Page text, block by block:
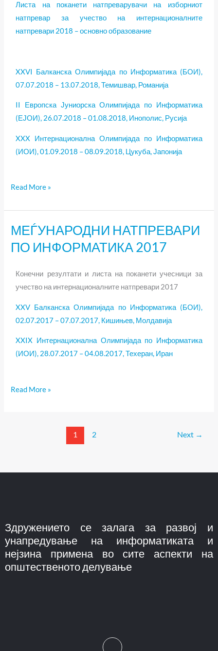
Листа на поканети натпреварувачи на изборниот
натпревар за учество на интернационалните
натпревари 2018 – основно образование
XXVI Балканска Олимпијада по Информатика (БОИ),
07.07.2018 – 13.07.2018, Темишвар, Романија
II Европска Јуниорска Олимпијада по Информатика
(ЕЈОИ), 26.07.2018 – 01.08.2018, Инополис, Русија
XXX Интернационална Олимпијада по Информатика
(ИОИ), 01.09.2018 – 08.09.2018, Цукуба, Јапонија
Read More »
МЕЃУНАРОДНИ НАТПРЕВАРИ
ПО ИНФОРМАТИКА 2017
Конечни резултати и листа на поканети учесници за
учество на интернационалните натпревари 2017
XXV Балканска Олимпијада по Информатика (БОИ),
02.07.2017 – 07.07.2017, Кишињев, Молдавија
XXIX Интернационална Олимпијада по Информатика
(ИОИ), 28.07.2017 – 04.08.2017, Техеран, Иран
МЕЃУНАРОДНИ
ПО
Read More »
1 2 Next →
Здружението се залага за развој и
унапредување на информатиката и
нејзина примена во сите аспекти на
општественото делување